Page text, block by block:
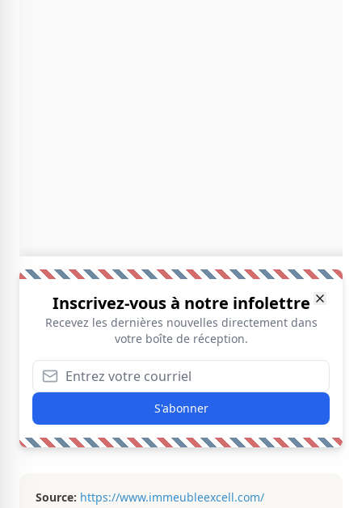
Inscrivez-vous à notre infolettre
Recevez les dernières nouvelles directement dans
votre boîte de réception.
S'abonner
Source: https://www.immeubleexcell.com/